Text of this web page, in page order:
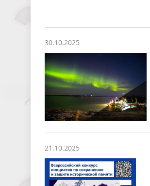
30.10.2025
21.10.2025